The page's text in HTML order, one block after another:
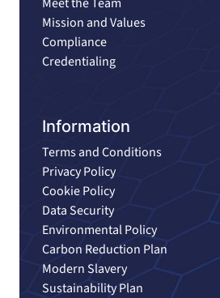
Mission and Values
Compliance
Credentialing
Information
Terms and Conditions
Privacy Policy
Cookie Policy
Data Security
Environmental Policy
Carbon Reduction Plan
Modern Slavery
Sustainability Plan